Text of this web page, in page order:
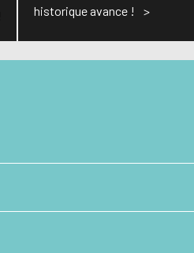
historique avance !